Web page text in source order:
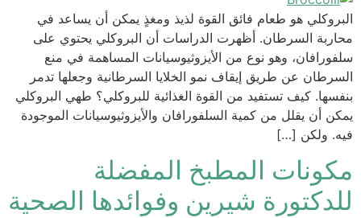
البروكلي هو طعام فائق القوة لذيذ ومغذٍ يمكن أن يساعد في
محاربة السرطان. أظهرت الدراسات أن البروكلي يحتوي على
سلفورافان، وهو نوع من الأيزوثيوسيانات المساهمة في منع
السرطان عن طريق إيقاف نمو الخلايا السرطانية وجعلها تدمر
بنفسها. كيف تستفيد من القوة الغذائية للبروكلي؟ طهي البروكلي
يمكن أن يقلل من كمية السلفورافان والأيزوثيوسيانات الموجودة
فيه. ولكن […]
مكونات المطبخ المفضلة
للدكتورة شيرين وفوائدها الصحية